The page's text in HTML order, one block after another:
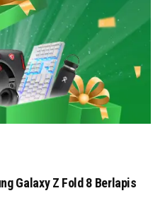
Galaxy Z Fold 8 Berlapis